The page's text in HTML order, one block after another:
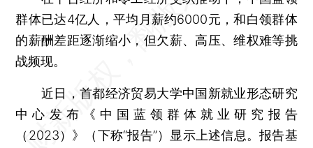
群体已达4亿人，平均月薪约6000元，和白领群体
的薪酬差距逐渐缩小，但欠薪、高压、维权难等挑
战频现。
近日，首都经济贸易大学中国新就业形态研究
中心发布《中国蓝领群体就业研究报告
（2023）》（下称“报告”）显示上述信息。报告基